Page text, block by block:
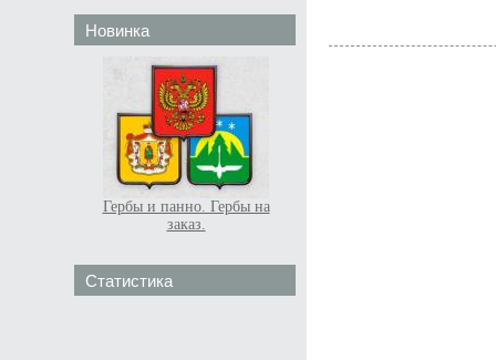
Новинка
Гербы и панно. Гербы на
заказ.
Статистика